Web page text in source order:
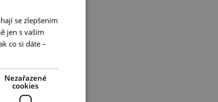
se zlepšením
jen s vaším
co si dáte –
Nezařazené
cookies